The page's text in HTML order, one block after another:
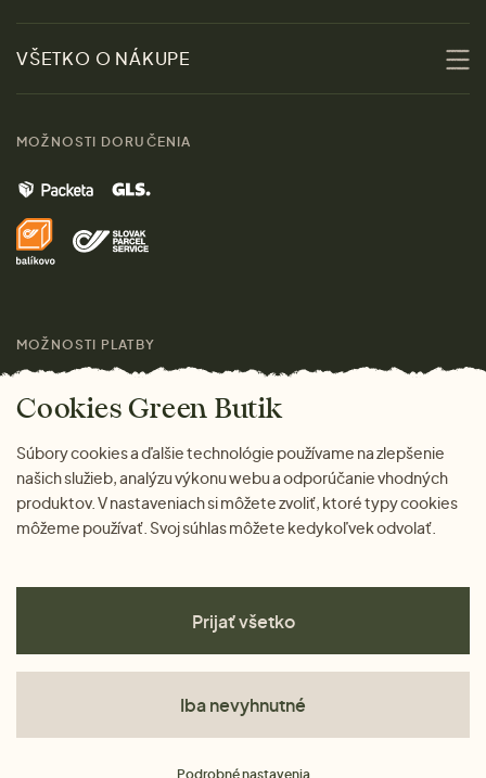
Udržateľnosť
Kontakt
Značky
Pre médiá
Zľavy
Ženy
Muži
Darčeky
VŠETKO O NÁKUPE
Doprava a platba
MOŽNOSTI DORUČENIA
MOŽNOSTI PLATBY
Cookies Green Butik
Súbory cookies a ďalšie technológie používame na zlepšenie
našich služieb, analýzu výkonu webu a odporúčanie vhodných
produktov. V nastaveniach si môžete zvoliť, ktoré typy cookies
môžeme používať. Svoj súhlas môžete kedykoľvek odvolať.
Prijať všetko
Iba nevyhnutné
Podrobné nastavenia